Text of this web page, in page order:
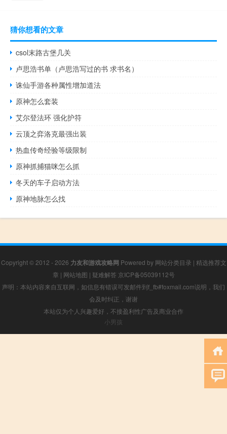
猜你想看的文章
csol末路古堡几关
卢思浩书单（卢思浩写过的书 求书名）
诛仙手游各种属性增加道法
原神怎么套装
艾尔登法环 强化护符
云顶之弈洛克最强出装
热血传奇经验等级限制
原神抓捕猫咪怎么抓
冬天的车子启动方法
原神地脉怎么找
Copyright © 2012 - 2026 力友和游戏攻略网 Powered by 网站分类目录 | 精选推荐文
章 | 网站地图 | 疑难解答 京ICP备05039112号
声明：本站内容来自互联网，如信息有错误可发邮件到f_fb#foxmail.com说明，我们
会及时纠正，谢谢
本站仅为个人兴趣爱好，不接盈利性广告及商业合作
小男孩